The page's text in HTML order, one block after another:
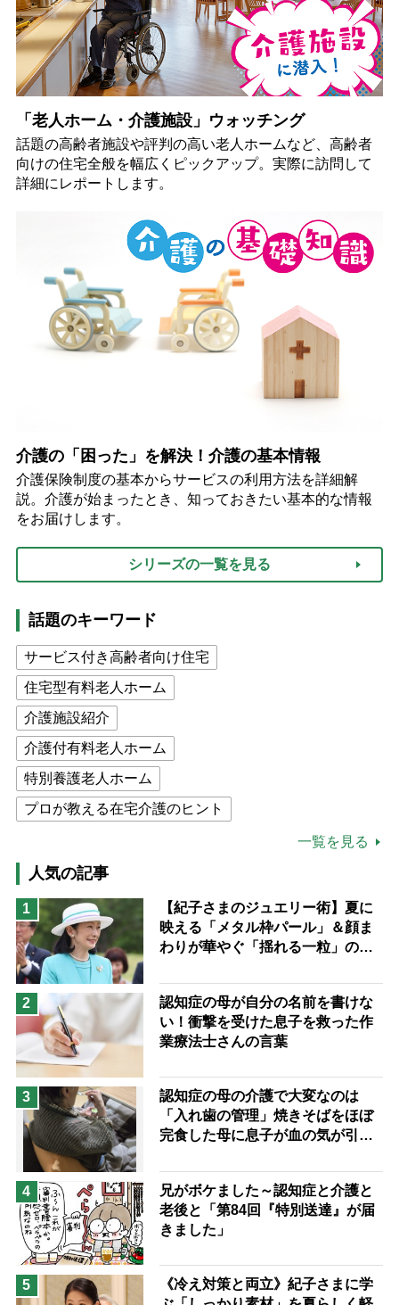
「老人ホーム・介護施設」ウォッチング
話題の高齢者施設や評判の高い老人ホームなど、高齢者
向けの住宅全般を幅広くピックアップ。実際に訪問して
詳細にレポートします。
介護の「困った」を解決！介護の基本情報
介護保険制度の基本からサービスの利用方法を詳細解
説。介護が始まったとき、知っておきたい基本的な情報
をお届けします。
シリーズの一覧を見る
話題のキーワード
サービス付き高齢者向け住宅
住宅型有料老人ホーム
介護施設紹介
介護付有料老人ホーム
特別養護老人ホーム
プロが教える在宅介護のヒント
高木ブー
ケアマネジャー
猫が母になつきません
息子の遠距離介護サバイバル術
兄がボケました
予防法
一覧を見る
人気の記事
1
【紀子さまのジュエリー術】夏に
映える「メタル枠パール」＆顔ま
わりが華やぐ「揺れる一粒」の使
2
認知症の母が自分の名前を書けな
い！衝撃を受けた息子を救った作
業療法士さんの言葉
3
認知症の母の介護で大変なのは
「入れ歯の管理」焼きそばをほぼ
完食した母に息子が血の気が引い
4
兄がボケました～認知症と介護と
老後と「第84回『特別送達』が届
きました」
5
《冷え対策と両立》紀子さまに学